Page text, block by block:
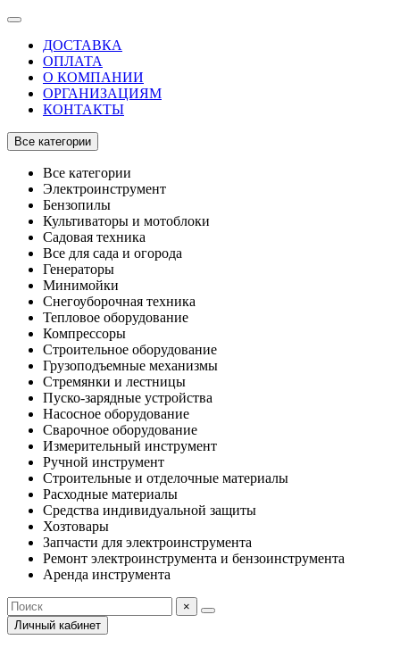
ДОСТАВКА
ОПЛАТА
О КОМПАНИИ
ОРГАНИЗАЦИЯМ
КОНТАКТЫ
Все категории
Все категории
Электроинструмент
Бензопилы
Культиваторы и мотоблоки
Садовая техника
Все для сада и огорода
Генераторы
Минимойки
Снегоуборочная техника
Тепловое оборудование
Компрессоры
Строительное оборудование
Грузоподъемные механизмы
Стремянки и лестницы
Пуско-зарядные устройства
Насосное оборудование
Сварочное оборудование
Измерительный инструмент
Ручной инструмент
Строительные и отделочные материалы
Расходные материалы
Средства индивидуальной защиты
Хозтовары
Запчасти для электроинструмента
Ремонт электроинструмента и бензоинструмента
Аренда инструмента
×
Личный кабинет